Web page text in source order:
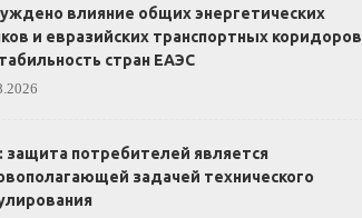
влияние общих энергетических
и евразийских транспортных коридоров
стран ЕАЭС
защита потребителей является
задачей технического